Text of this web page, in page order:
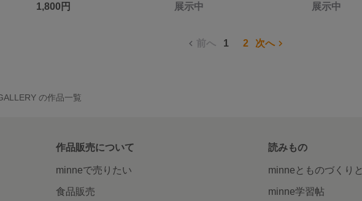
1,800円 展示中 展示中
前へ 1 2 次へ
の作品一覧
作品販売について
minneで売りたい
食品販売
読みもの
minneとものづくりと
minne学習帖